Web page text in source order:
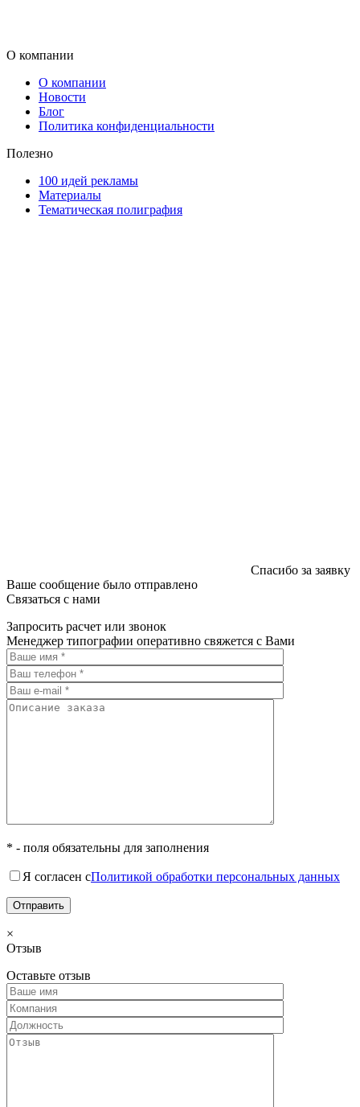
О компании
О компании
Новости
Блог
Политика конфиденциальности
Полезно
100 идей рекламы
Материалы
Тематическая полиграфия
Спасибо за заявку
Ваше сообщение было отправлено
Связаться с нами
Запросить расчет или звонок
Менеджер типографии оперативно свяжется с Вами
* - поля обязательны для заполнения
Я согласен сПолитикой обработки персональных данных
×
Отзыв
Оставьте отзыв